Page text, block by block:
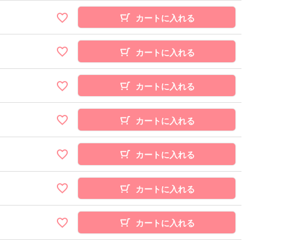
カートに入れる
カートに入れる
カートに入れる
カートに入れる
カートに入れる
カートに入れる
カートに入れる